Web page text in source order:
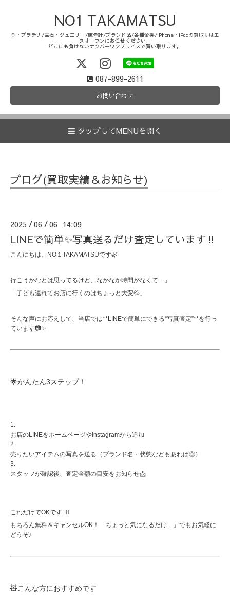
NO1 TAKAMATSU
金・プラチナ/宝石・ジュエリー/腕時計/ブランド品/各種金券/iPhone・iPadの買取りはエ
ヌオーワンにお任せください。
どこにも負けないナンバーワンプライスで買い取ります。
087-899-2611
お問い合わせ
タップしてMENUを開く
ブログ(買取実績＆お知らせ)
2025 /06 /06 14:09
LINEで簡単✨写真送るだけ査定しています‼︎
こんにちは、NO１TAKAMATSUです🌿
行こうかなとは思ってるけど、なかなか時間がなくて…」
「子ども連れてお店に行くのはちょっと大変💦」
そんな声にお応えして、当店では**LINEで簡単にできる“写真査定”**を行っ
ています📷✨
🌟かんたん3ステップ！
お店のLINEをホームページやInstagramから追加
売りたいアイテムの写真を送る（ブランド名・状態などもあれば◎）
スタッフが確認後、査定金額の目安をお知らせ📩
これだけでOKです🙆‍♀️
もちろん無料＆キャンセルOK！「ちょっと気になるだけ…」でもお気軽に
どうぞ♪
🧸こんな方におすすめです